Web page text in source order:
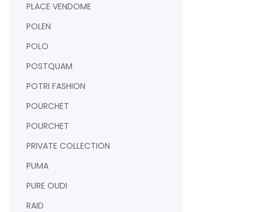
PLACE VENDOME
POLEN
POLO
POSTQUAM
POTRI FASHION
POURCHET
POURCHET
PRIVATE COLLECTION
PUMA
PURE OUDI
RAID